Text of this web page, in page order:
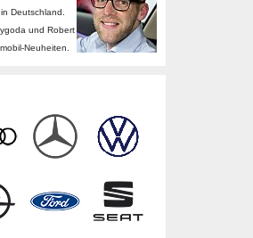
Deutschland.
und Robert
Neuheiten.